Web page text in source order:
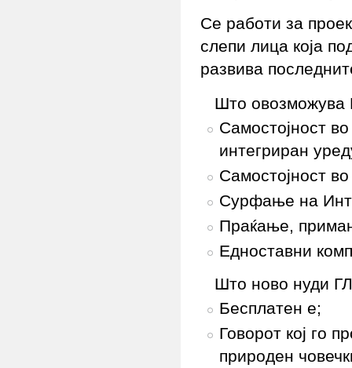
Се работи за
слепи лица која
развива
Што овозможува
Самостојност
интегриран
Самостојност
Сурфање на
Праќање,
Едноставни
Што ново нуди
Бесплатен е;
Говорот кој го
природен